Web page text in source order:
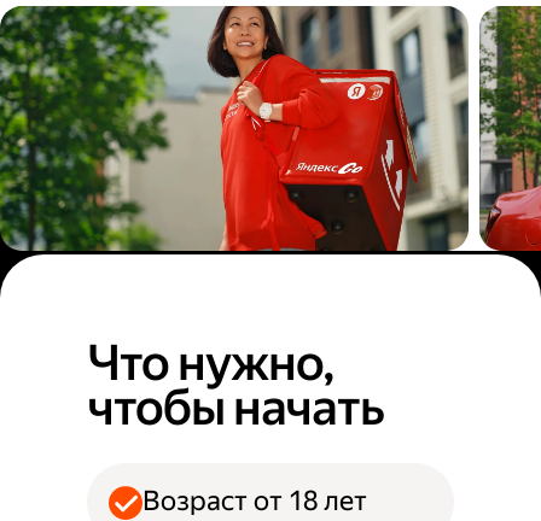
Пеший курьер
Что нужно,
чтобы начать
Возраст от 18 лет